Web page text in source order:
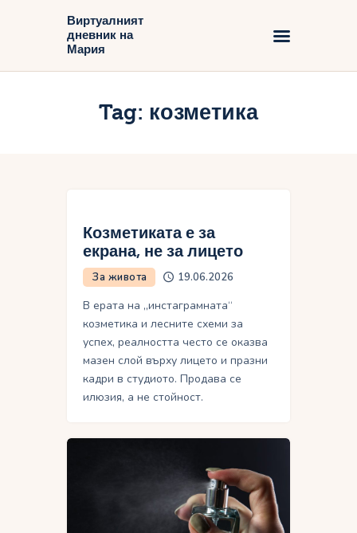
Виртуалният
дневник на
Мария
Tag: козметика
Виртуалният дневник на Мария
Блог
Козметиката е за
екрана, не за лицето
За живота 19.06.2026
В ерата на „инстаграмната“
козметика и лесните схеми за
успех, реалността често се оказва
мазен слой върху лицето и празни
кадри в студиото. Продава се
илюзия, а не стойност.